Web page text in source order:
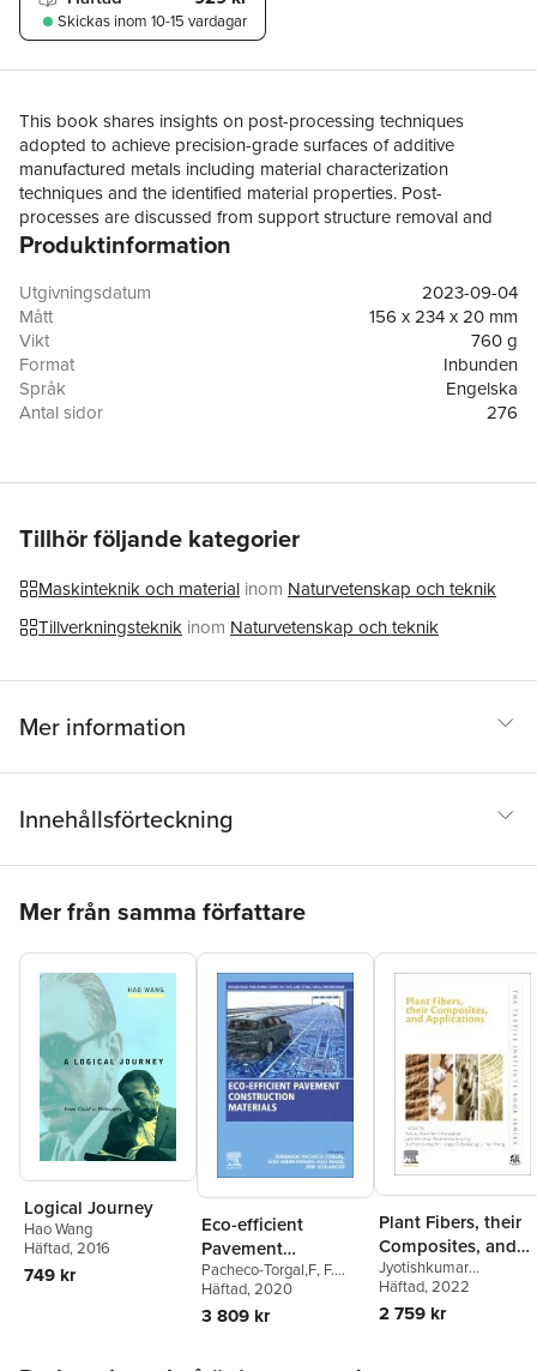
Skickas inom 10-15 vardagar
This book shares insights on post-processing techniques
adopted to achieve precision-grade surfaces of additive
manufactured metals including material characterization
techniques and the identified material properties. Post-
processes are discussed from support structure removal and
heat treatment to the material removal processes including
unique applications of additive manufactured metals as an
exemplary of the considerations taken during post-processing
design and selection.Addresses the critical aspect of post-
processing for metal additive manufacturingProvides systematic
introduction of pertinent materialsDemonstrates post-process
technique selection with the enhanced understanding of material
precision fabrication of industrial-grade titanium alloys, steels,
technologyThe book is aimed at researchers, professionals, and
graduate students in advanced manufacturing, additive
manufacturing, machining, and materials processing.
Produktinformation
Utgivningsdatum
2023-09-04
Mått
156 x 234 x 20 mm
Vikt
760 g
Format
Inbunden
Språk
Engelska
Antal sidor
276
Tillhör följande kategorier
Maskinteknik och material inom Naturvetenskap och teknik
Tillverkningsteknik inom Naturvetenskap och teknik
Mer information
Innehållsförteckning
Mer från samma författare
Logical Journey
Hao Wang
Häftad, 2016
749 kr
Eco-efficient
Pavement
Construction
Materials
Pacheco-Torgal,F, F.
Pacheco-Torgal
Amirkhanian
Erik Schlangen
Häftad, 2020
3 809 kr
Plant Fibers, their
Composites, and
Applications
Jyotishkumar
Parameswaranpillai
Suchart Siengchin
Ozbakkaloglu
Häftad, 2022
2 759 kr